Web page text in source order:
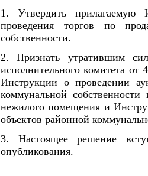
1. Утвердить прилагаемую
проведения торгов по
собственности.
2. Признать утратившим
исполнительного комитета
Инструкции о проведении
коммунальной
нежилого помещения и
объектов районной
3. Настоящее решение
опубликования.